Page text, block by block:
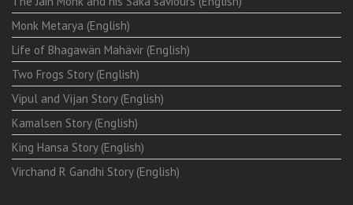
Monk Metarya (English)
Life of Bhagawän Mahävir (English)
Two Frogs Story (English)
Vipul and Vijan Story (English)
Kamalsen Story (English)
King Hansa Story (English)
Virchand R Gandhi Story (English)